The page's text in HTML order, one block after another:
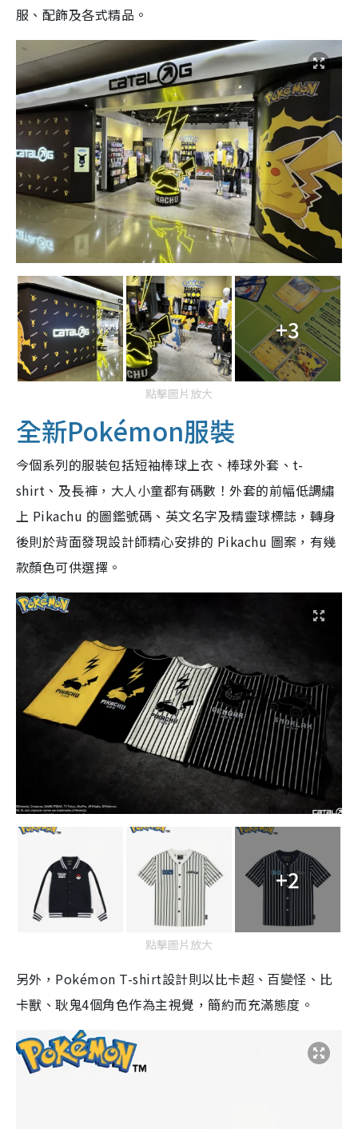
服、配飾及各式精品。
+3
點擊圖片放大
全新Pokémon服裝
今個系列的服裝包括短袖棒球上衣、棒球外套、t-
shirt、及長褲，大人小童都有碼數！外套的前幅低調繡
上 Pikachu 的圖鑑號碼、英文名字及精靈球標誌，轉身
後則於背面發現設計師精心安排的 Pikachu 圖案，有幾
款顏色可供選擇。
+2
點擊圖片放大
另外，Pokémon T-shirt設計則以比卡超、百變怪、比
卡獸、耿鬼4個角色作為主視覺，簡約而充滿態度。